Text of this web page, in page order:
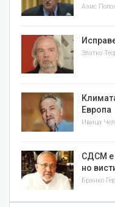
Азис
Европа
Ивица
СДСМ е
но
Бранко